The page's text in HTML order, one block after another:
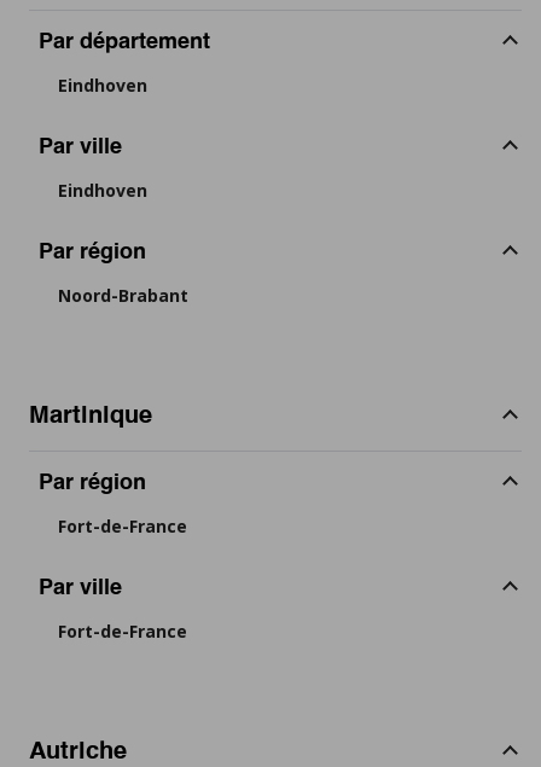
Par département
Eindhoven
Par ville
Eindhoven
Par région
Noord-Brabant
Martinique
Par région
Fort-de-France
Par ville
Fort-de-France
Autriche